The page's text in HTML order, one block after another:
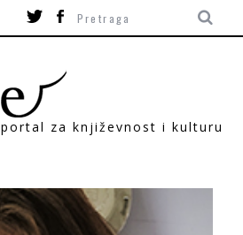
portal za književnost i kulturu